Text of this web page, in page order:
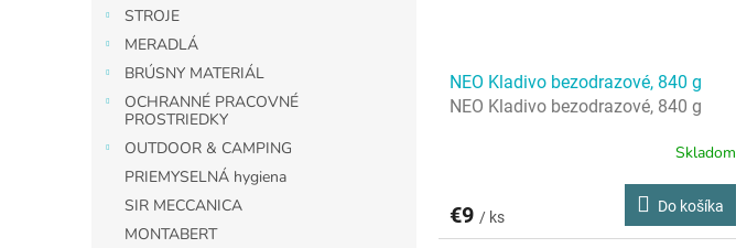
STROJE
MERADLÁ
BRÚSNY MATERIÁL
OCHRANNÉ PRACOVNÉ
PROSTRIEDKY
OUTDOOR & CAMPING
PRIEMYSELNÁ hygiena
SIR MECCANICA
MONTABERT
NEO Kladivo bezodrazové, 840 g
NEO Kladivo bezodrazové, 840 g
Skladom
€9 / ks
Do košíka